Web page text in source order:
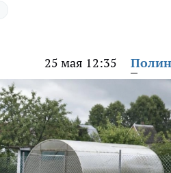
25 мая 12:35